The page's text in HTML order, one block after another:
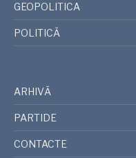
GEOPOLITICA
POLITICĂ
ARHIVĂ
PARTIDE
CONTACTE